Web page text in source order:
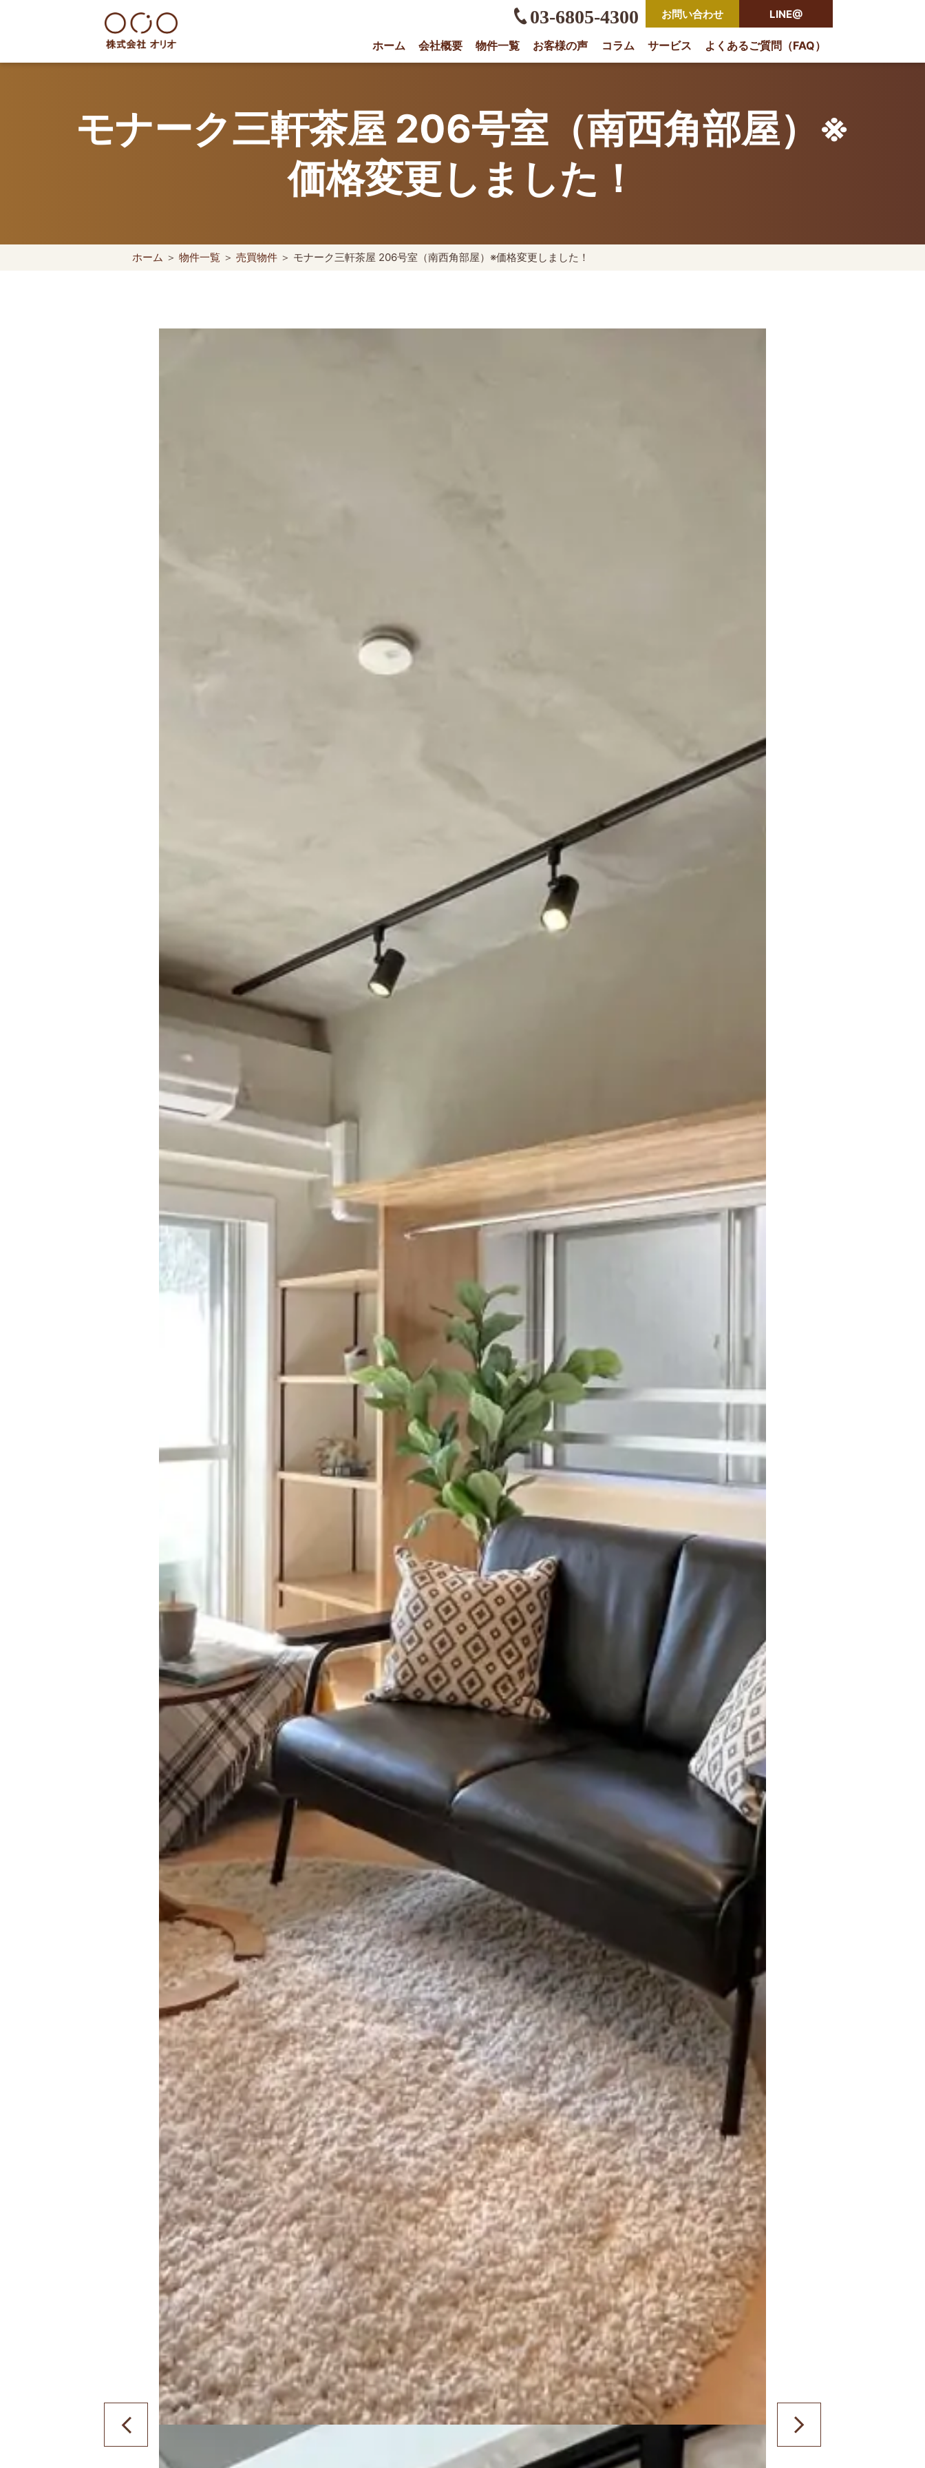
世田谷区の相続・空き家・借地権に強い不動産会社｜売却・買取は株式会社Orio
03-6805-4300 お問い合わせ LINE@
ホーム 会社概要 物件一覧 お客様の声 コラム サービス よくあるご質問（FAQ）
モナーク三軒茶屋 206号室（南西角部屋）※
価格変更しました！
ホーム ＞ 物件一覧 ＞ 売買物件 ＞ モナーク三軒茶屋 206号室（南西角部屋）※価格変更しました！